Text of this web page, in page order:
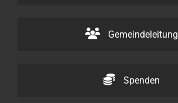
Gemeindeleitung
Spenden